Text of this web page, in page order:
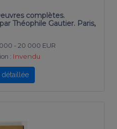
complètes.
Théophile Gautier. Paris,
- 20 000 EUR
: Invendu
détaillée